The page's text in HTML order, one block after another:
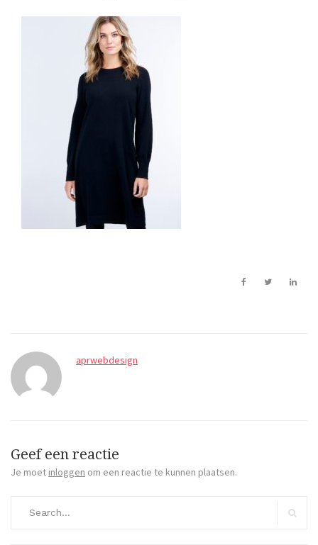
aprwebdesign
Geef een reactie
Je moet inloggen om een reactie te kunnen plaatsen.